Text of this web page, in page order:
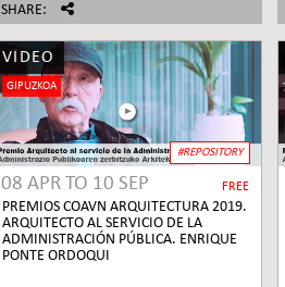
SHARE:
VIDEO
GIPUZKOA
08 APRTO 10 SEP FREE
PREMIOS COAVN ARQUITECTURA 2019.
ARQUITECTO AL SERVICIO DE LA
ADMINISTRACIÓN PÚBLICA. ENRIQUE
PONTE ORDOQUI
#REPOSITORY